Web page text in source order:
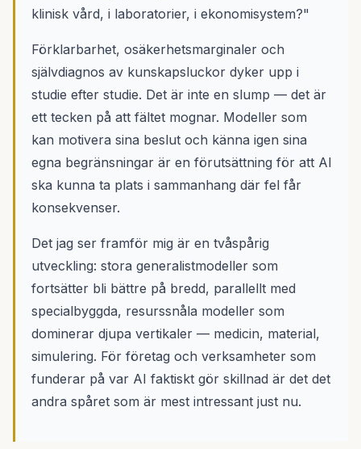
klinisk vård, i laboratorier, i ekonomisystem?"
Förklarbarhet, osäkerhetsmarginaler och
självdiagnos av kunskapsluckor dyker upp i
studie efter studie. Det är inte en slump — det är
ett tecken på att fältet mognar. Modeller som
kan motivera sina beslut och känna igen sina
egna begränsningar är en förutsättning för att AI
ska kunna ta plats i sammanhang där fel får
konsekvenser.
Det jag ser framför mig är en tvåspårig
utveckling: stora generalistmodeller som
fortsätter bli bättre på bredd, parallellt med
specialbyggda, resurssnåla modeller som
dominerar djupa vertikaler — medicin, material,
simulering. För företag och verksamheter som
funderar på var AI faktiskt gör skillnad är det det
andra spåret som är mest intressant just nu.